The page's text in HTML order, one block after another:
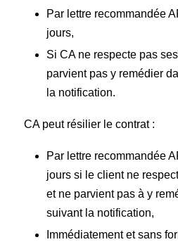
Par lettre recommandée
jours,
Si CA ne respecte pas
parvient pas y remédier
la notification.
CA peut résilier le contrat :
Par lettre recommandée
jours si le client ne
et ne parvient pas à y
suivant la notification,
Immédiatement et sans